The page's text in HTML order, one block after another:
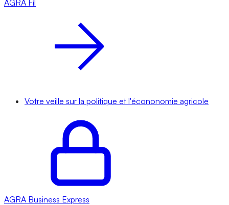
AGRA Fil
Votre veille sur la politique et l'écononomie agricole
AGRA Business Express